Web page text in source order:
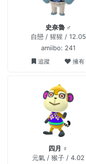
史奈魯 ♂
自戀 / 猩猩 / 12.05
amiibo: 241
追蹤 擁有
四月 ♀
元氣 / 猴子 / 4.02